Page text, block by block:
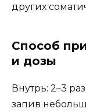
других
Способ
и дозы
Внутрь: 2–3
запив